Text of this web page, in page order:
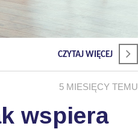
CZYTAJ WIĘCEJ
5 MIESIĘCY TEMU
wspiera